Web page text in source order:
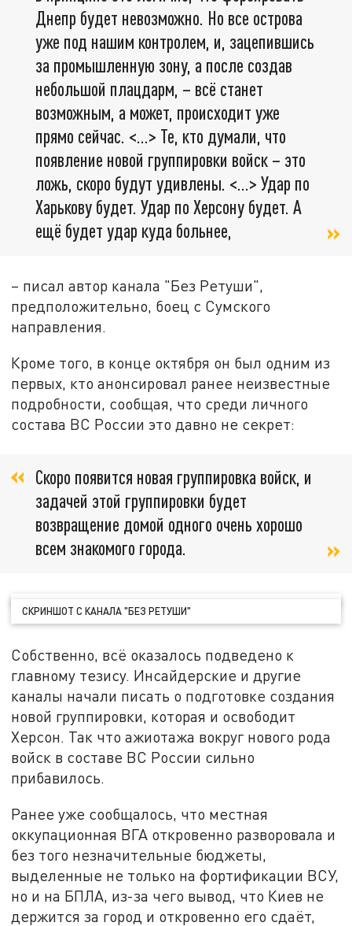
Днепр будет невозможно. Но все острова
уже под нашим контролем, и, зацепившись
за промышленную зону, а после создав
небольшой плацдарм, – всё станет
возможным, а может, происходит уже
прямо сейчас. <…> Те, кто думали, что
появление новой группировки войск – это
ложь, скоро будут удивлены. <…> Удар по
Харькову будет. Удар по Херсону будет. А
ещё будет удар куда больнее,
– писал автор канала "Без Ретуши",
предположительно, боец с Сумского
направления.
Кроме того, в конце октября он был одним из
первых, кто анонсировал ранее неизвестные
подробности, сообщая, что среди личного
состава ВС России это давно не секрет:
Скоро появится новая группировка войск, и
задачей этой группировки будет
возвращение домой одного очень хорошо
всем знакомого города.
СКРИНШОТ С КАНАЛА "БЕЗ РЕТУШИ"
Собственно, всё оказалось подведено к
главному тезису. Инсайдерские и другие
каналы начали писать о подготовке создания
новой группировки, которая и освободит
Херсон. Так что ажиотажа вокруг нового рода
войск в составе ВС России сильно
прибавилось.
Ранее уже сообщалось, что местная
оккупационная ВГА откровенно разворовала и
без того незначительные бюджеты,
выделенные не только на фортификации ВСУ,
но и на БПЛА, из-за чего вывод, что Киев не
держится за город и откровенно его сдаёт,